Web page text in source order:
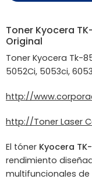
Toner Kyocera
Original
Toner Kyocera Tk-
5052Ci, 5053ci,
http://
http://Toner Laser
El tóner Kyocera
rendimiento
multifuncionales de